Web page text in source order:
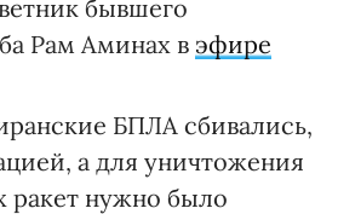
бывшего
Рам Аминах в эфире
БПЛА сбивались,
а для уничтожения
ракет нужно было